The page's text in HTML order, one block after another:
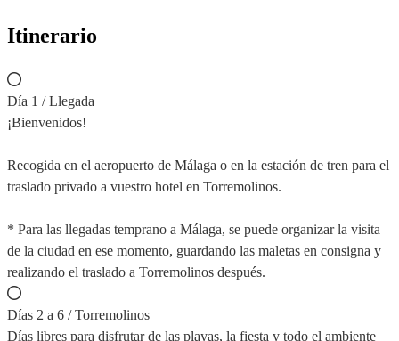
Itinerario
Día 1 / Llegada
¡Bienvenidos!
Recogida en el aeropuerto de Málaga o en la estación de tren para el
traslado privado a vuestro hotel en Torremolinos.
* Para las llegadas temprano a Málaga, se puede organizar la visita
de la ciudad en ese momento, guardando las maletas en consigna y
realizando el traslado a Torremolinos después.
Días 2 a 6 / Torremolinos
Días libres para disfrutar de las playas, la fiesta y todo el ambiente